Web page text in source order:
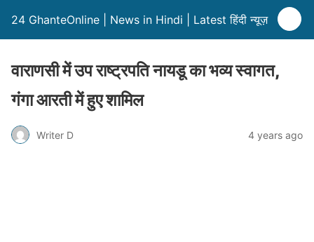
24 GhanteOnline | News in Hindi | Latest हिंदी न्यूज़
वाराणसी में उप राष्ट्रपति नायडू का भव्य स्वागत,
गंगा आरती में हुए शामिल
Writer D 4 years ago